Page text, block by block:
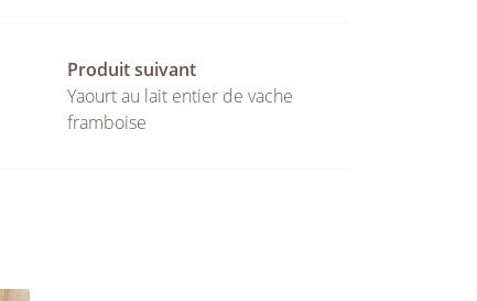
Produit suivant
Yaourt au lait entier de vache
framboise